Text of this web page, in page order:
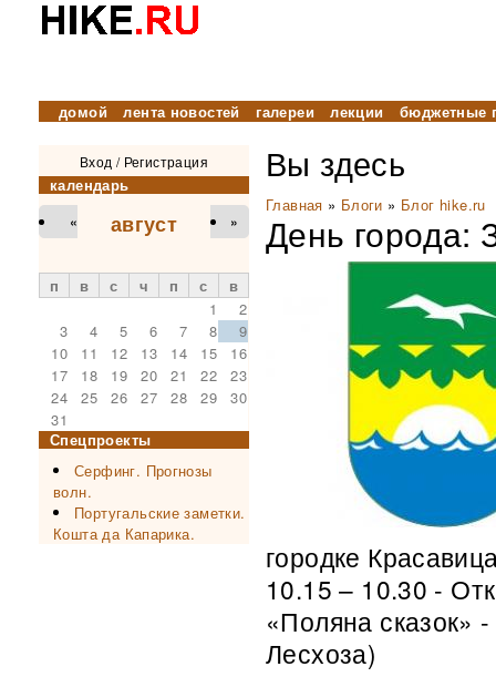
домой лента новостей галереи лекции бюджетные
Вход / Регистрация
календарь
август
« »
п в с ч п с
в
1
2
3
4 5 6 7 8
9
10
11 12 13 14 15
16
17
18 19 20 21 22
23
24
25 26 27 28 29
30
31
Спецпроекты
Серфинг. Прогнозы
волн.
Португальские заметки.
Кошта да Капарика.
Вы здесь
Главная » Блоги » Блог hike.ru
День города:
городке
10.15 – 10.30 -
«Поляна сказок»
Лесхоза)